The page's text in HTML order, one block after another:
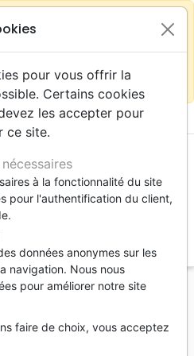
sur le site France close
de la Bible Suisse
shopping_cart
John Nelson
pour vous offrir la
Certains cookies
les accepter pour
ce site.
à la fonctionnalité du site
pour l'authentification du client,
données anonymes sur les
navigation. Nous nous
pour améliorer notre site
faire de choix, vous acceptez